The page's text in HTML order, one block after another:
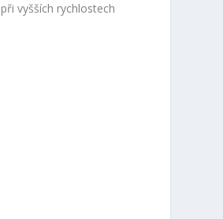
vyšších rychlostech